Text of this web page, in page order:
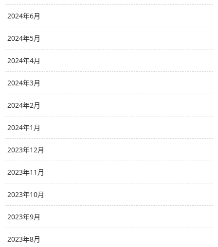
2024年6月
2024年5月
2024年4月
2024年3月
2024年2月
2024年1月
2023年12月
2023年11月
2023年10月
2023年9月
2023年8月